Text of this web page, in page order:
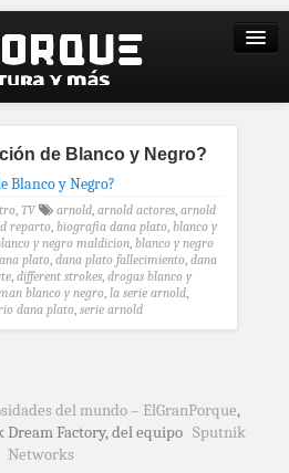
de Blanco y Negro?
, TV arnold, arnold actores, arnold
reparto, biografia dana plato, blanco y
y negro maldicion, blanco y negro
plato, dana plato fallecimiento, dana
, different strokes, drogas blanco y
blanco y negro, la serie arnold,
dana plato, serie arnold
del mundo – ElGranPorque,
Factory, del equipo Sputnik
Networks